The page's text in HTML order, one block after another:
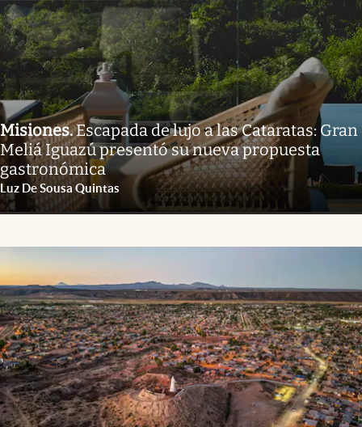
Misiones.Escapada de lujo a las Cataratas: Gran
Meliá Iguazú presentó su nueva propuesta
gastronómica
Luz De Sousa Quintas